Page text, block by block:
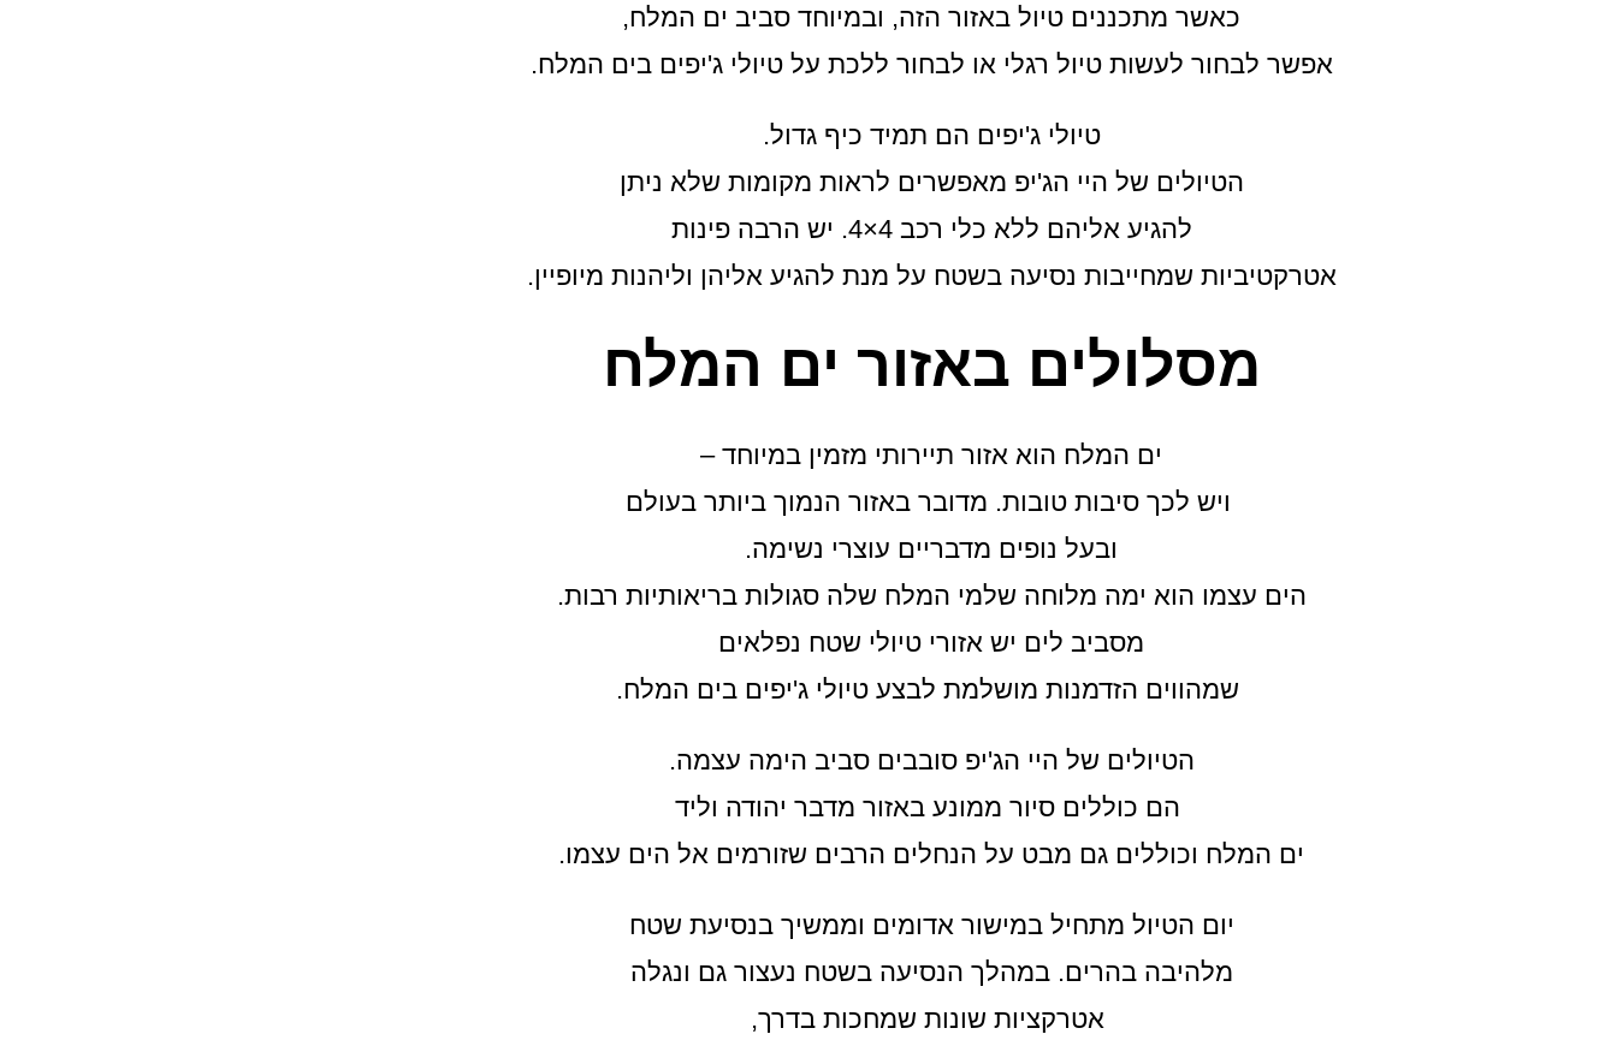
כאשר מתכננים טיול באזור הזה, ובמיוחד סביב ים המלח,
אפשר לבחור לעשות טיול רגלי או לבחור ללכת על טיולי ג'יפים בים המלח.
טיולי ג'יפים הם תמיד כיף גדול.
הטיולים של היי הג'יפ מאפשרים לראות מקומות שלא ניתן
להגיע אליהם ללא כלי רכב 4×4. יש הרבה פינות
אטרקטיביות שמחייבות נסיעה בשטח על מנת להגיע אליהן וליהנות מיופיין.
מסלולים באזור ים המלח
ים המלח הוא אזור תיירותי מזמין במיוחד –
ויש לכך סיבות טובות. מדובר באזור הנמוך ביותר בעולם
ובעל נופים מדבריים עוצרי נשימה.
הים עצמו הוא ימה מלוחה שלמי המלח שלה סגולות בריאותיות רבות.
מסביב לים יש אזורי טיולי שטח נפלאים
שמהווים הזדמנות מושלמת לבצע טיולי ג'יפים בים המלח.
הטיולים של היי הג'יפ סובבים סביב הימה עצמה.
הם כוללים סיור ממונע באזור מדבר יהודה וליד
ים המלח וכוללים גם מבט על הנחלים הרבים שזורמים אל הים עצמו.
יום הטיול מתחיל במישור אדומים וממשיך בנסיעת שטח
מלהיבה בהרים. במהלך הנסיעה בשטח נעצור גם ונגלה
אטרקציות שונות שמחכות בדרך,